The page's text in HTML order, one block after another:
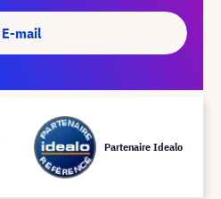
E-mail
Partenaire Idealo